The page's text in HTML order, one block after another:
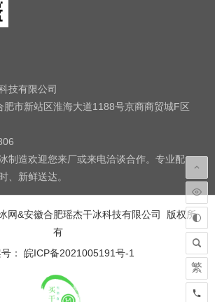
技有限公司
肥市新站区淮海大道1188号京商商贸城F区
制造欢迎您来厂或来电洽谈合作。专业配
、新鲜送达。
网&安徽合肥瑶杰干冰科技有限公司 版权所
有
： 皖ICP备2021005191号-1
繁